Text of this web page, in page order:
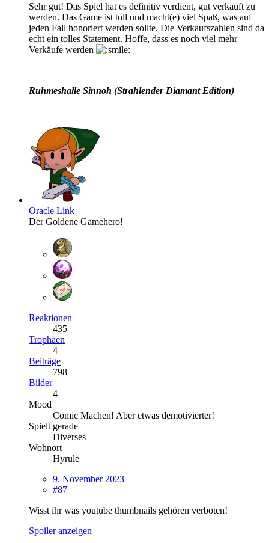
Sehr gut! Das Spiel hat es definitiv verdient, gut verkauft zu
werden. Das Game ist toll und macht(e) viel Spaß, was auf
jeden Fall honoriert werden sollte. Die Verkaufszahlen sind da
echt ein tolles Statement. Hoffe, dass es noch viel mehr
Verkäufe werden
Ruhmeshalle Sinnoh (Strahlender Diamant Edition)
Oracle Link
Der Goldene Gamehero!
Reaktionen
435
Trophäen
4
Beiträge
798
Bilder
4
Mood
Comic Machen! Aber etwas demotivierter!
Spielt gerade
Diverses
Wohnort
Hyrule
9. November 2023
#87
Wisst ihr was youtube thumbnails gehören verboten!
Spoiler anzeigen